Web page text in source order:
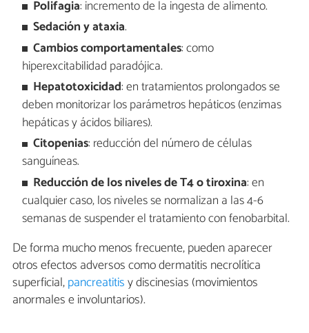
Polifagia: incremento de la ingesta de alimento.
Sedación y ataxia.
Cambios comportamentales: como
hiperexcitabilidad paradójica.
Hepatotoxicidad: en tratamientos prolongados se
deben monitorizar los parámetros hepáticos (enzimas
hepáticas y ácidos biliares).
Citopenias: reducción del número de células
sanguíneas.
Reducción de los niveles de T4 o tiroxina: en
cualquier caso, los niveles se normalizan a las 4-6
semanas de suspender el tratamiento con fenobarbital.
De forma mucho menos frecuente, pueden aparecer
otros efectos adversos como dermatitis necrolítica
superficial,pancreatitisy discinesias (movimientos
anormales e involuntarios).